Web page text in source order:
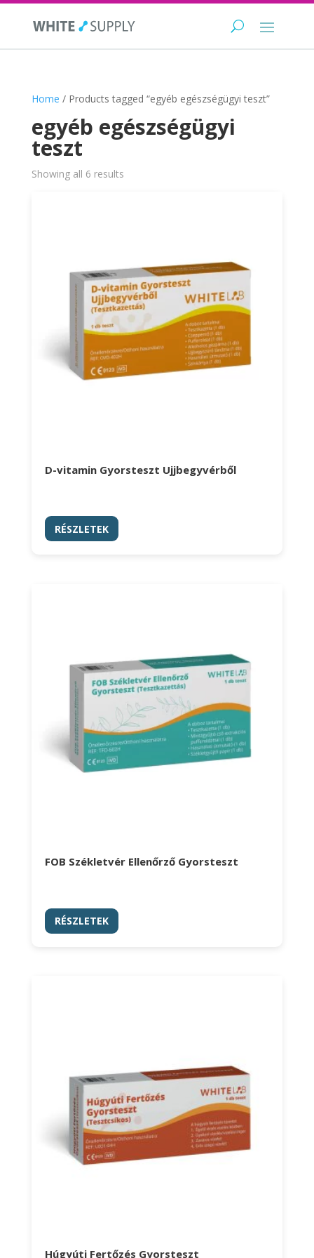
Home / Products tagged “egyéb egészségügyi teszt”
egyéb egészségügyi
teszt
Showing all 6 results
D-vitamin Gyorsteszt Ujjbegyvérből
RÉSZLETEK
FOB Székletvér Ellenőrző Gyorsteszt
RÉSZLETEK
Húgyúti Fertőzés Gyorsteszt